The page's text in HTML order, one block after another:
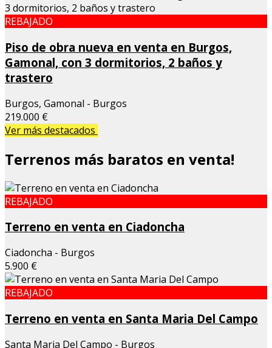
REBAJADO
Piso de obra nueva en venta en Burgos,
Gamonal, con 3 dormitorios, 2 baños y
trastero
Burgos, Gamonal - Burgos
219.000 €
Ver más destacados
Terrenos más baratos en venta!
REBAJADO
Terreno en venta en Ciadoncha
Ciadoncha - Burgos
5.900 €
REBAJADO
Terreno en venta en Santa Maria Del Campo
Santa Maria Del Campo - Burgos